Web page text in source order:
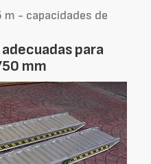
- capacidades de
para
mm